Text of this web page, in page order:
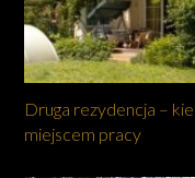
Druga rezydencja –
miejscem pracy